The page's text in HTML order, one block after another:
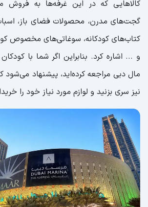
کالا‌هایی که در این غرفه‌ها به فروش
گجت‌های مدرن، محصولات فضای باز،
کتاب‌های کودکانه، سوغاتی‌های مخصوص
و ... اشاره کرد. بنابراین اگر شما با
مال دبی مراجعه کرده‌اید، پیشنهاد می‌شود
نیز سری بزنید و لوازم مورد نیاز خود را